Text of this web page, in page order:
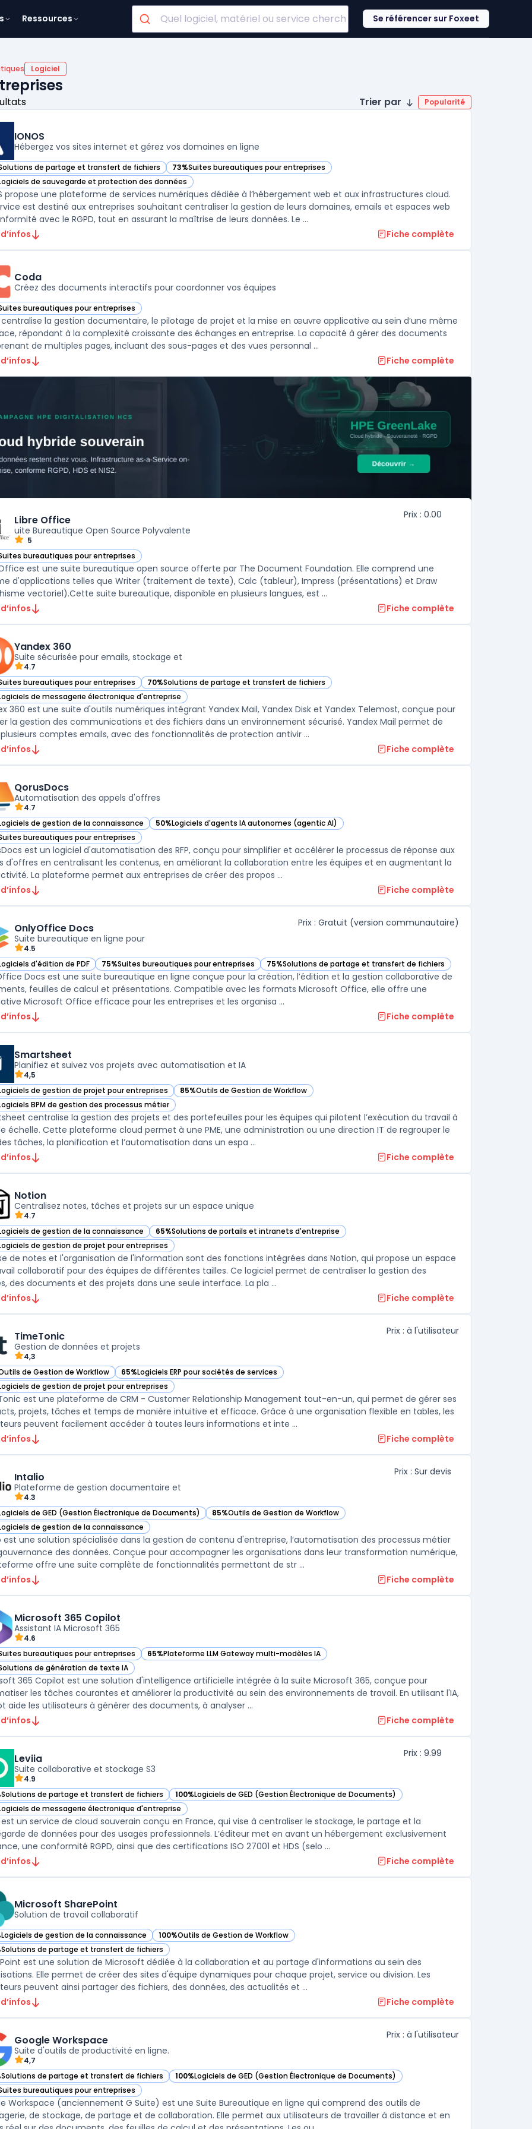
Ressources Se référencer sur Foxeet
Logiciel
Trier par Popularité
IONOS
Hébergez vos sites internet et gérez vos domaines en ligne
de partage et transfert de fichiers
IONOS dans cette catégorie 73%Suites bureautiques pour entreprises
— voir IONOS dans cette catégorie
de sauvegarde et protection des données
IONOS dans cette catégorie
propose une plateforme de services numériques dédiée à l’hébergement web et aux infrastructures cloud.
est destiné aux entreprises souhaitant centraliser la gestion de leurs domaines, emails et espaces web
avec le RGPD, tout en assurant la maîtrise de leurs données. Le ...
Fiche complète
Coda
Créez des documents interactifs pour coordonner vos équipes
bureautiques pour entreprises
Coda dans cette catégorie
la gestion documentaire, le pilotage de projet et la mise en œuvre applicative au sein d’une même
répondant à la complexité croissante des échanges en entreprise. La capacité à gérer des documents
de multiples pages, incluant des sous-pages et des vues personnal ...
Fiche complète
Libre Office
uite Bureautique Open Source Polyvalente
5
Prix : 0.00
bureautiques pour entreprises
Libre Office dans cette catégorie
est une suite bureautique open source offerte par The Document Foundation. Elle comprend une
d'applications telles que Writer (traitement de texte), Calc (tableur), Impress (présentations) et Draw
(graphisme vectoriel).Cette suite bureautique, disponible en plusieurs langues, est ...
Fiche complète
Yandex 360
Suite sécurisée pour emails, stockage et
4.7
bureautiques pour entreprises
Yandex 360 dans cette catégorie 70%Solutions de partage et transfert de fichiers
— voir Yandex 360 dans cette catégorie
de messagerie électronique d'entreprise
Yandex 360 dans cette catégorie
360 est une suite d'outils numériques intégrant Yandex Mail, Yandex Disk et Yandex Telemost, conçue pour
la gestion des communications et des fichiers dans un environnement sécurisé. Yandex Mail permet de
comptes emails, avec des fonctionnalités de protection antivir ...
Fiche complète
QorusDocs
Automatisation des appels d'offres
4.7
de gestion de la connaissance
QorusDocs dans cette catégorie 50%Logiciels d'agents IA autonomes (agentic AI)
— voir QorusDocs dans cette catégorie
bureautiques pour entreprises
QorusDocs dans cette catégorie
est un logiciel d'automatisation des RFP, conçu pour simplifier et accélérer le processus de réponse aux
d'offres en centralisant les contenus, en améliorant la collaboration entre les équipes et en augmentant la
La plateforme permet aux entreprises de créer des propos ...
Fiche complète
OnlyOffice Docs
Suite bureautique en ligne pour
4.5
Prix : Gratuit (version communautaire)
d'édition de PDF
OnlyOffice Docs dans cette catégorie
75%Suites bureautiques pour entreprises
— voir OnlyOffice Docs dans cette catégorie 75%Solutions de partage et transfert de fichiers
— voir OnlyOffice Docs dans cette catégorie
Docs est une suite bureautique en ligne conçue pour la création, l’édition et la gestion collaborative de
feuilles de calcul et présentations. Compatible avec les formats Microsoft Office, elle offre une
Microsoft Office efficace pour les entreprises et les organisa ...
Fiche complète
Smartsheet
Planifiez et suivez vos projets avec automatisation et IA
4,5
de gestion de projet pour entreprises
Smartsheet dans cette catégorie 85%Outils de Gestion de Workflow
— voir Smartsheet dans cette catégorie
BPM de gestion des processus métier
Smartsheet dans cette catégorie
centralise la gestion des projets et des portefeuilles pour les équipes qui pilotent l’exécution du travail à
échelle. Cette plateforme cloud permet à une PME, une administration ou une direction IT de regrouper le
tâches, la planification et l’automatisation dans un espa ...
Fiche complète
Notion
Centralisez notes, tâches et projets sur un espace unique
4.7
de gestion de la connaissance
Notion dans cette catégorie 65%Solutions de portails et intranets d'entreprise
— voir Notion dans cette catégorie
de gestion de projet pour entreprises
Notion dans cette catégorie
de notes et l'organisation de l'information sont des fonctions intégrées dans Notion, qui propose un espace
collaboratif pour des équipes de différentes tailles. Ce logiciel permet de centraliser la gestion des
des documents et des projets dans une seule interface. La pla ...
Fiche complète
TimeTonic
Gestion de données et projets
4,3
Prix : à l'utilisateur
de Gestion de Workflow
TimeTonic dans cette catégorie65%Logiciels ERP pour sociétés de services
— voir TimeTonic dans cette catégorie
de gestion de projet pour entreprises
TimeTonic dans cette catégorie
est une plateforme de CRM - Customer Relationship Management tout-en-un, qui permet de gérer ses
projets, tâches et temps de manière intuitive et efficace. Grâce à une organisation flexible en tables, les
peuvent facilement accéder à toutes leurs informations et inte ...
Fiche complète
Intalio
Plateforme de gestion documentaire et
4.3
Prix : Sur devis
de GED (Gestion Électronique de Documents)
Intalio dans cette catégorie 85%Outils de Gestion de Workflow
— voir Intalio dans cette catégorie
de gestion de la connaissance
Intalio dans cette catégorie
est une solution spécialisée dans la gestion de contenu d'entreprise, l’automatisation des processus métier
des données. Conçue pour accompagner les organisations dans leur transformation numérique,
offre une suite complète de fonctionnalités permettant de str ...
Fiche complète
Microsoft 365 Copilot
Assistant IA Microsoft 365
4.6
bureautiques pour entreprises
Microsoft 365 Copilot dans cette catégorie
65%Plateforme LLM Gateway multi-modèles IA
— voir Microsoft 365 Copilot dans cette catégorie
de génération de texte IA
Microsoft 365 Copilot dans cette catégorie
365 Copilot est une solution d'intelligence artificielle intégrée à la suite Microsoft 365, conçue pour
les tâches courantes et améliorer la productivité au sein des environnements de travail. En utilisant l'IA,
Copilot aide les utilisateurs à générer des documents, à analyser ...
Fiche complète
Leviia
Suite collaborative et stockage S3
4.9
Prix : 9.99
Solutions de partage et transfert de fichiers
Leviia dans cette catégorie 100%Logiciels de GED (Gestion Électronique de Documents)
— voir Leviia dans cette catégorie
de messagerie électronique d'entreprise
Leviia dans cette catégorie
est un service de cloud souverain conçu en France, qui vise à centraliser le stockage, le partage et la
de données pour des usages professionnels. L’éditeur met en avant un hébergement exclusivement
une conformité RGPD, ainsi que des certifications ISO 27001 et HDS (selo ...
Fiche complète
Microsoft SharePoint
Solution de travail collaboratif
Logiciels de gestion de la connaissance
Microsoft SharePoint dans cette catégorie100%Outils de Gestion de Workflow
— voir Microsoft SharePoint dans cette catégorie
Solutions de partage et transfert de fichiers
Microsoft SharePoint dans cette catégorie
est une solution de Microsoft dédiée à la collaboration et au partage d'informations au sein des
Elle permet de créer des sites d'équipe dynamiques pour chaque projet, service ou division. Les
utilisateurs peuvent ainsi partager des fichiers, des données, des actualités et ...
Fiche complète
Google Workspace
Suite d'outils de productivité en ligne.
4,7
Prix : à l'utilisateur
Solutions de partage et transfert de fichiers
Google Workspace dans cette catégorie 100%Logiciels de GED (Gestion Électronique de Documents)
— voir Google Workspace dans cette catégorie
bureautiques pour entreprises
Google Workspace dans cette catégorie
Workspace (anciennement G Suite) est une Suite Bureautique en ligne qui comprend des outils de
de stockage, de partage et de collaboration. Elle permet aux utilisateurs de travailler à distance et en